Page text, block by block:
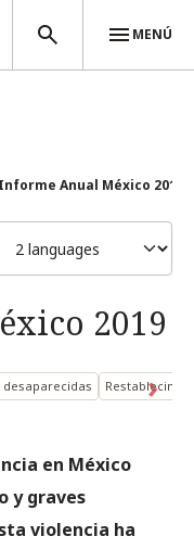
MENÚ
Informe Anual México 2019
2019
en México
y graves
violencia ha